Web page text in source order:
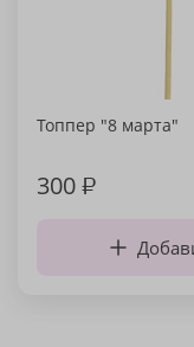
Топпер "8 марта"
300₽